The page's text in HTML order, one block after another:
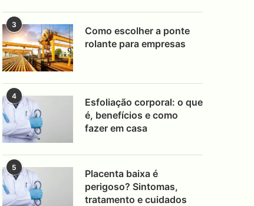
3
Como escolher a ponte
rolante para empresas
4
Esfoliação corporal: o que
é, benefícios e como
fazer em casa
5
Placenta baixa é
perigoso? Sintomas,
tratamento e cuidados